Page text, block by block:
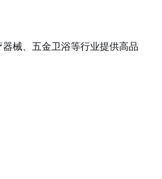
械、五金卫浴等行业提供高品